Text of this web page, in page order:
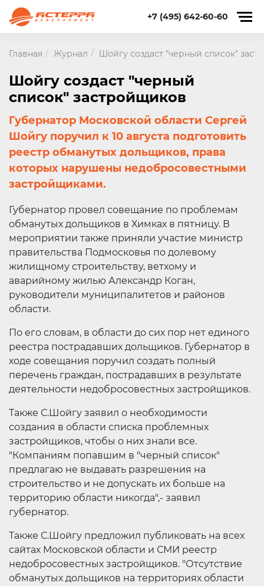
+7 (495) 642-60-60
Главная Журнал Шойгу создаст "черный список"
Шойгу создаст "черный
список" застройщиков
Губернатор Московской области Сергей
Шойгу поручил к 10 августа подготовить
реестр обманутых дольщиков, права
которых нарушены недобросовестными
застройщиками.
Губернатор провел совещание по проблемам
обманутых дольщиков в Химках в пятницу. В
мероприятии также приняли участие министр
правительства Подмосковья по долевому
жилищному строительству, ветхому и
аварийному жилью Александр Коган,
руководители муниципалитетов и районов
области.
По его словам, в области до сих пор нет единого
реестра пострадавших дольщиков. Губернатор в
ходе совещания поручил создать полный
перечень граждан, пострадавших в результате
деятельности недобросовестных застройщиков.
Также С.Шойгу заявил о необходимости
создания в области списка проблемных
застройщиков, чтобы о них знали все.
"Компаниям попавшим в "черный список"
предлагаю не выдавать разрешения на
строительство и не допускать их больше на
территорию области никогда",- заявил
губернатор.
Также С.Шойгу предложил публиковать на всех
сайтах Московской области и СМИ реестр
недобросовестных застройщиков. "Отсутствие
обманутых дольщиков на территориях области